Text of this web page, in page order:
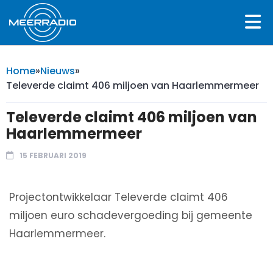
Home»Nieuws»
Televerde claimt 406 miljoen van Haarlemmermeer
Televerde claimt 406 miljoen van
Haarlemmermeer
15 FEBRUARI 2019
Projectontwikkelaar Televerde claimt 406
miljoen euro schadevergoeding bij gemeente
Haarlemmermeer.